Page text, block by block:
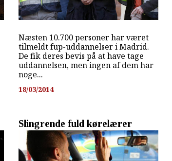
Næsten 10.700 personer har været
tilmeldt fup-uddannelser i Madrid.
De fik deres bevis på at have tage
uddannelsen, men ingen af dem har
noge...
18/03/2014
Slingrende fuld kørelærer